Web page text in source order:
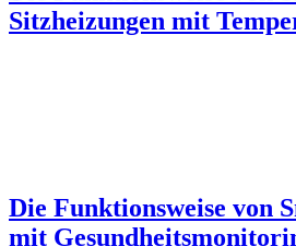
Sitzheizungen mit
Die Funktionsweise von
mit